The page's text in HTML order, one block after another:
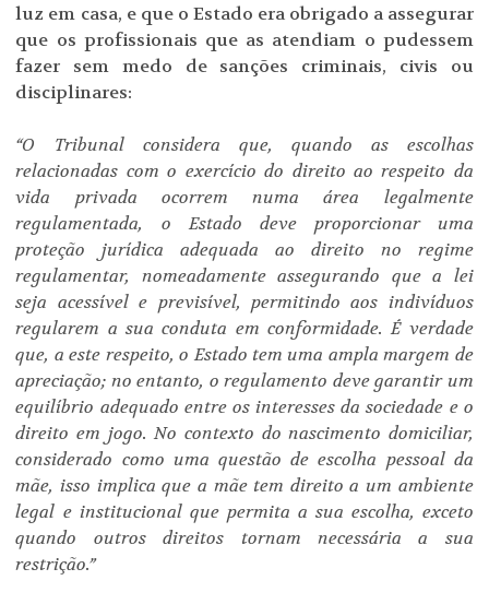
luz em casa, e que o Estado era obrigado a assegurar
que os profissionais que as atendiam o pudessem
fazer sem medo de sanções criminais, civis ou
disciplinares:
“O Tribunal considera que, quando as escolhas
relacionadas com o exercício do direito ao respeito da
vida privada ocorrem numa área legalmente
regulamentada, o Estado deve proporcionar uma
proteção jurídica adequada ao direito no regime
regulamentar, nomeadamente assegurando que a lei
seja acessível e previsível, permitindo aos indivíduos
regularem a sua conduta em conformidade. É verdade
que, a este respeito, o Estado tem uma ampla margem de
apreciação; no entanto, o regulamento deve garantir um
equilíbrio adequado entre os interesses da sociedade e o
direito em jogo. No contexto do nascimento domiciliar,
considerado como uma questão de escolha pessoal da
mãe, isso implica que a mãe tem direito a um ambiente
legal e institucional que permita a sua escolha, exceto
quando outros direitos tornam necessária a sua
restrição.”